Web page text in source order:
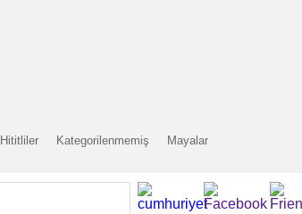
Hititliler Kategorilenmemiş Mayalar